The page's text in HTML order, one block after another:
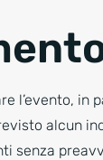
l’evento,
alcun
senza